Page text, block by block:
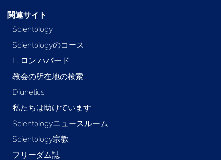
関連サイト
Scientology
Scientologyのコース
L. ロン ハバード
教会の所在地の検索
Dianetics
私たちは助けています
Scientologyニュースルーム
Scientology宗教
フリーダム誌